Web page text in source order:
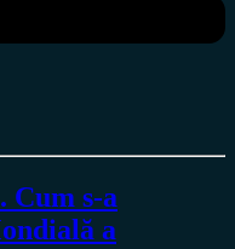
Cum s-a
a